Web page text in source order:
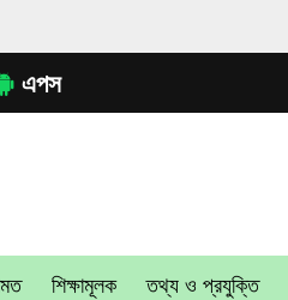
এপস
শিক্ষামূলক তথ্য ও প্রযুক্তি